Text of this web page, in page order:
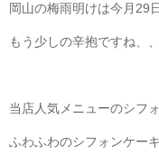
岡山の梅雨明けは今月29
もう少しの辛抱ですね、、
当店人気メニューのシフ
ふわふわのシフォンケー